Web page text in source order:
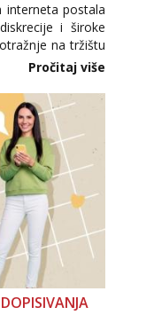
interneta postala
i široke
na tržištu
nepouzdane
podrijetla. ...
Pročitaj više